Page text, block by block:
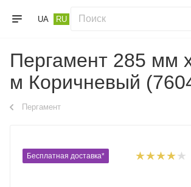
UA RU
Пергамент 285 мм
м Коричневый
Пергамент
Бесплатная доставка*